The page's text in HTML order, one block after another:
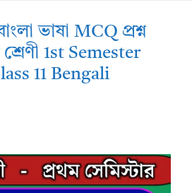
ভাষা MCQ প্রশ্ন
1st Semester
11 Bengali